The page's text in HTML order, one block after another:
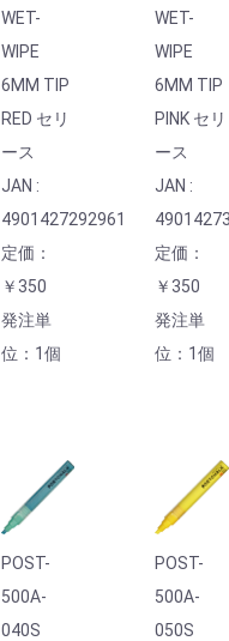
WET-
WIPE
6MM TIP
RED セリ
ース
JAN :
4901427292961
定価：
￥350
発注単
位：1個
WET-
WIPE
6MM TIP
PINK セリ
ース
JAN :
定価：
￥350
発注単
位：1個
POST-
500A-
040S
POST-
500A-
050S